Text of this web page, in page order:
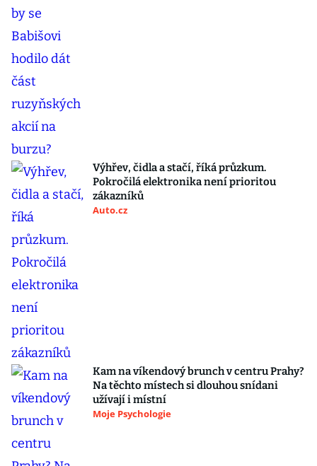
Výhřev, čidla a stačí, říká průzkum.
Pokročilá elektronika není prioritou
zákazníků
Auto.cz
Kam na víkendový brunch v centru Prahy?
Na těchto místech si dlouhou snídani
užívají i místní
Moje Psychologie